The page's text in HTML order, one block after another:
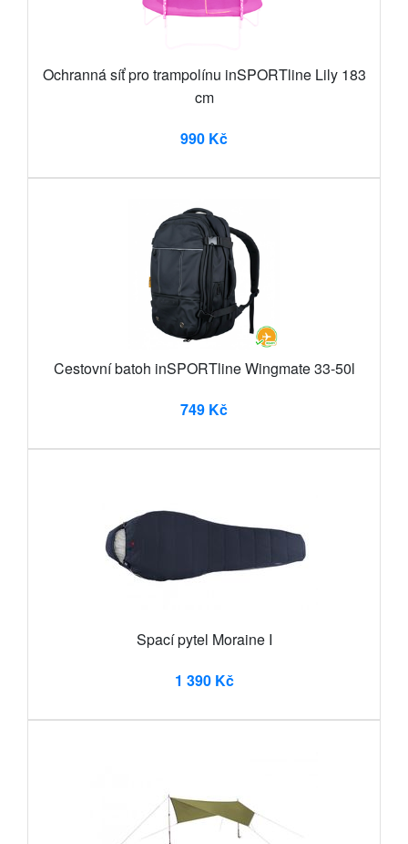
Ochranná síť pro trampolínu inSPORTline Lily 183
cm
990 Kč
Cestovní batoh inSPORTline Wingmate 33-50l
749 Kč
Spací pytel Moraine I
1 390 Kč